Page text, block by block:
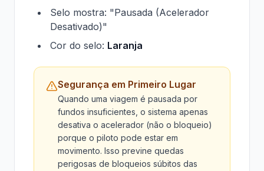
Selo mostra: "Pausada (Acelerador
Desativado)"
Cor do selo: Laranja
Segurança em Primeiro Lugar
Quando uma viagem é pausada por
fundos insuficientes, o sistema apenas
desativa o acelerador (não o bloqueio)
porque o piloto pode estar em
movimento. Isso previne quedas
perigosas de bloqueios súbitos das